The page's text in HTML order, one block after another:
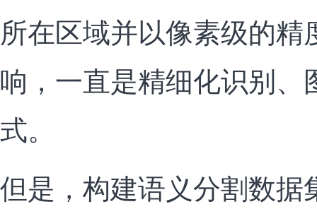
所在区域并以像素级的精
响，一直是精细化识别、
式。
但是，构建语义分割数据